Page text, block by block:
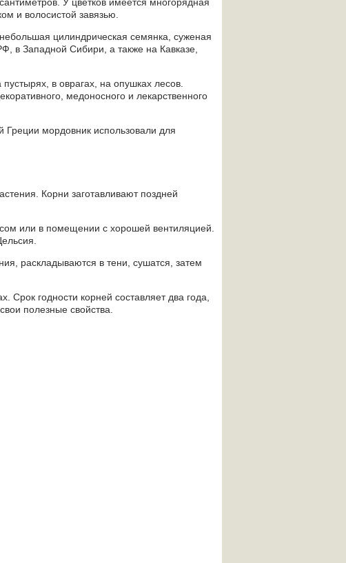
и волосистой завязью.
цилиндрическая семянка, суженая
в Западной Сибири, а также на Кавказе,
в оврагах, на опушках лесов.
медоносного и лекарственного
мордовник использовали для
Корни заготавливают поздней
или в помещении с хорошей вентиляцией.
раскладываются в тени, сушатся, затем
годности корней составляет два года,
полезные свойства.